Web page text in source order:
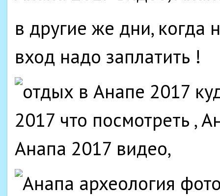
в другие же дни, когда
вход надо заплатить !